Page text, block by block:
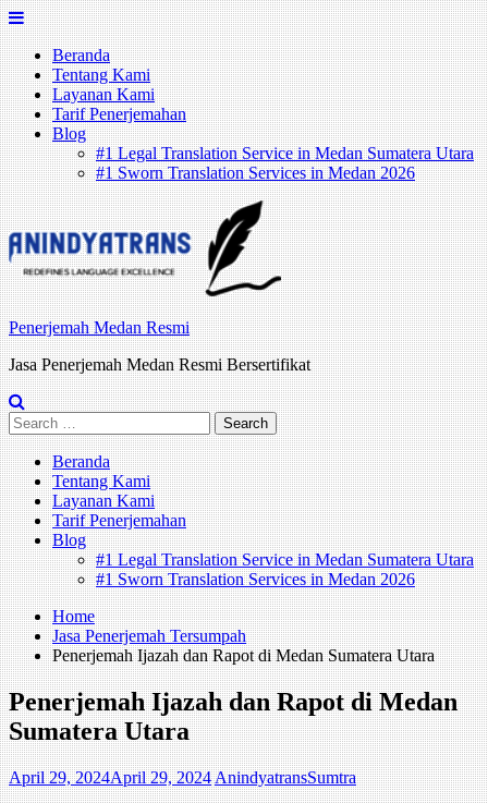
Skip
to
contentBeranda
Tentang Kami
Layanan Kami
Tarif Penerjemahan
Blog
#1 Legal Translation Service in Medan Sumatera Utara
#1 Sworn Translation Services in Medan 2026
Penerjemah Medan Resmi
Jasa Penerjemah Medan Resmi Bersertifikat
Search
for:
Beranda
Tentang Kami
Layanan Kami
Tarif Penerjemahan
Blog
#1 Legal Translation Service in Medan Sumatera Utara
#1 Sworn Translation Services in Medan 2026
Home
Jasa Penerjemah Tersumpah
Penerjemah Ijazah dan Rapot di Medan Sumatera Utara
Penerjemah Ijazah dan Rapot di Medan
Sumatera Utara
April 29, 2024April 29, 2024 AnindyatransSumtra